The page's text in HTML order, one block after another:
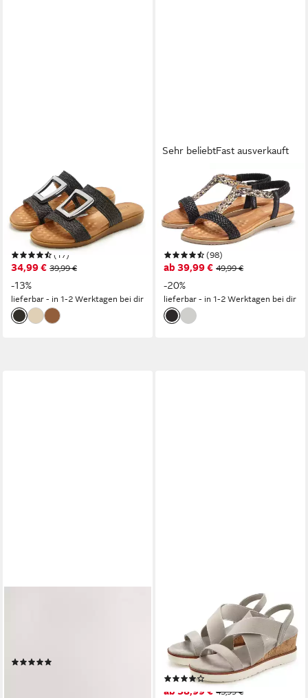
VIVANCE BY LASCANA
Sandale, Sommerschuh,
offener Schuh, Mule,
Pantolette NEU mit
modischem Schmuckelement
und softer Innensohle VEGAN
(17)
34,99 € 39,99 €
-13%
lieferbar - in 1-2 Werktagen bei dir
Sehr beliebtFast ausverkauft
VIVANCE BY LASCANA
Sommerschuh Sandale
Sandalette, Sommerschuh mit
geflochtenen Riemchen und
weichem Fußbett
(98)
ab 39,99 € 49,99 €
-20%
lieferbar - in 1-2 Werktagen bei dir
Sommerschuh, offener
Schuh, Sandale,
Keilsandalette, Sandalette mit
elastischen Riemchen VEGAN
(118)
ab 38,99 € 43,99 €